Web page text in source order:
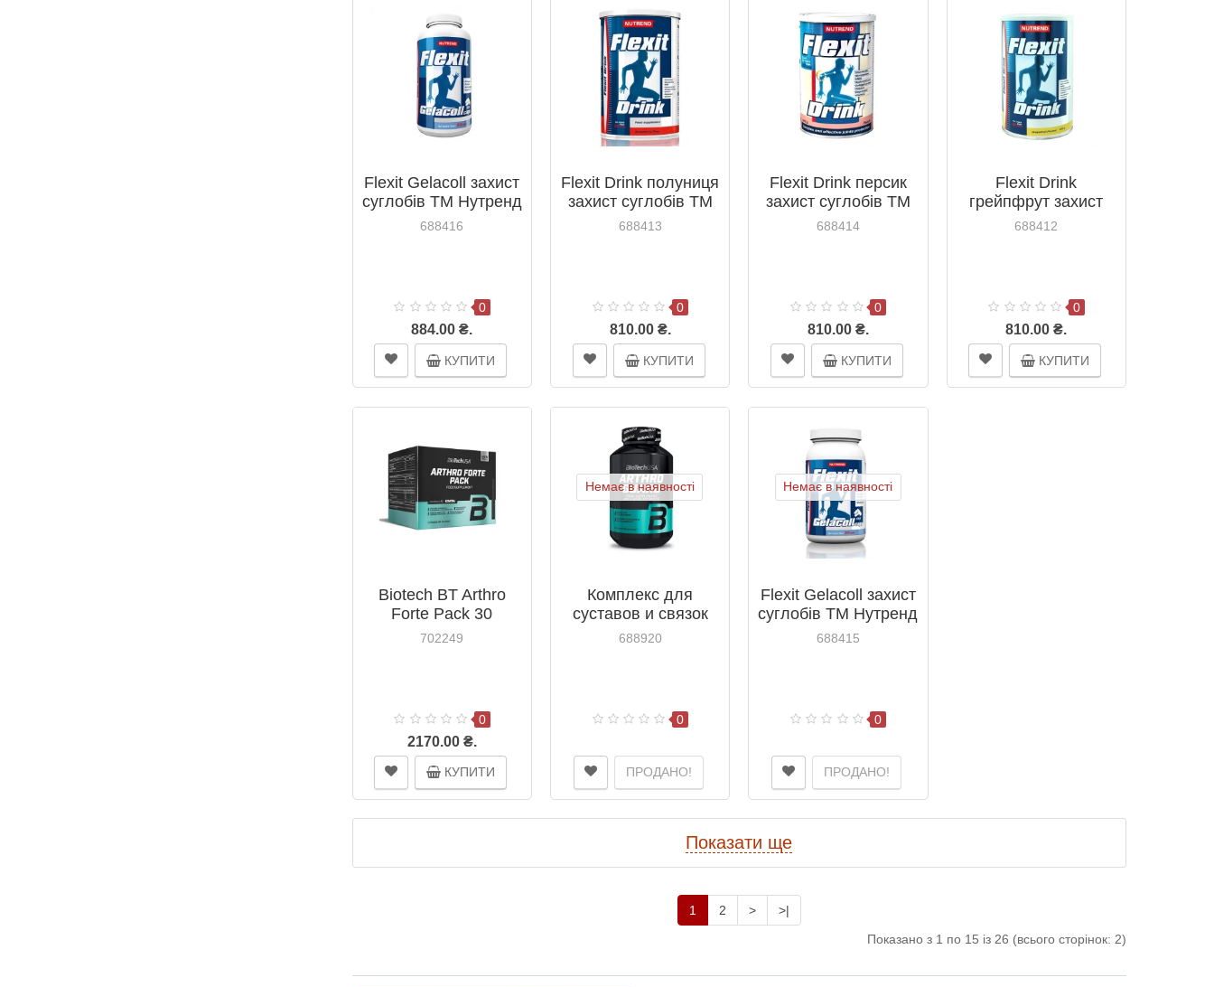
Flexit Gelacoll захист
суглобів ТМ Нутренд
/ Nutrend капсули
688416
0
884.00 ₴.
КУПИТИ
Flexit Drink полуниця
захист суглобів ТМ
Нутренд / Nutrend
688413
0
810.00 ₴.
КУПИТИ
Flexit Drink персик
захист суглобів ТМ
Нутренд / Nutrend
688414
0
810.00 ₴.
КУПИТИ
Flexit Drink
грейпфрут захист
суглобів ТМ Нутренд
688412
0
810.00 ₴.
КУПИТИ
Biotech BT Arthro
Forte Pack 30
пакетиків
702249
0
2170.00 ₴.
КУПИТИ
Немає в наявності
Комплекс для
суставов и связок
BioTech Arthro Guard
688920
0
ПРОДАНО!
Немає в наявності
Flexit Gelacoll захист
суглобів ТМ Нутренд
/ Nutrend капсули
688415
0
ПРОДАНО!
Показати ще
1 2 >
>|
Показано з 1 по 15 із 26 (всього сторінок: 2)